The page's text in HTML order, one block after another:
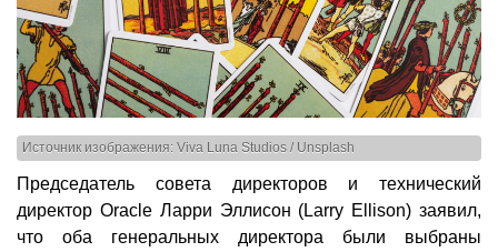
Источник изображения: Viva Luna Studios / Unsplash
Председатель совета директоров и технический
директор Oracle Ларри Эллисон (Larry Ellison) заявил,
что оба генеральных директора были выбраны